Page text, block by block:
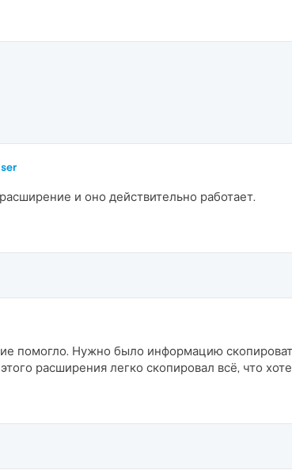
и оно действительно работает.
помогло. Нужно было информацию
расширения легко скопировал всё, что